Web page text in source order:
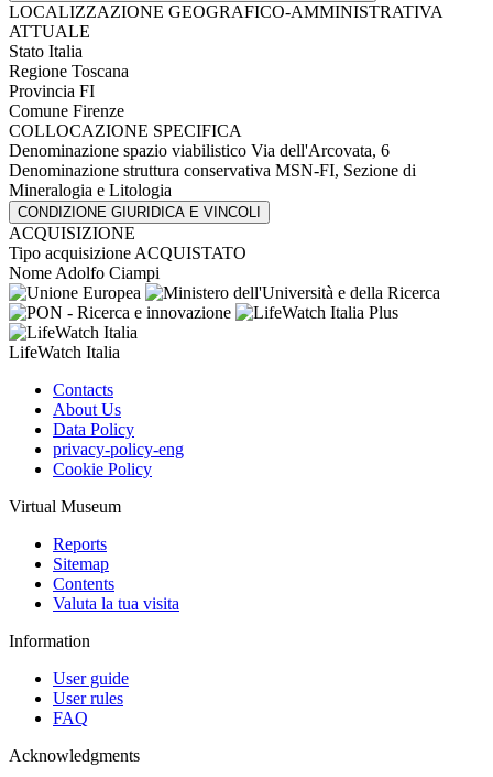
LOCALIZZAZIONE GEOGRAFICO-AMMINISTRATIVA
ATTUALE
Stato Italia
Regione Toscana
Provincia FI
Comune Firenze
COLLOCAZIONE SPECIFICA
Denominazione spazio viabilistico Via dell'Arcovata, 6
Denominazione struttura conservativa MSN-FI, Sezione di
Mineralogia e Litologia
CONDIZIONE GIURIDICA E VINCOLI
ACQUISIZIONE
Tipo acquisizione ACQUISTATO
Nome Adolfo Ciampi
LifeWatch Italia
Contacts
About Us
Data Policy
privacy-policy-eng
Cookie Policy
Virtual Museum
Reports
Sitemap
Contents
Valuta la tua visita
Information
User guide
User rules
FAQ
Acknowledgments